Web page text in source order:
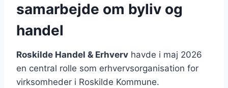
samarbejde om byliv og
handel
Roskilde Handel & Erhverv havde i maj 2026
en central rolle som erhvervsorganisation for
virksomheder i Roskilde Kommune.